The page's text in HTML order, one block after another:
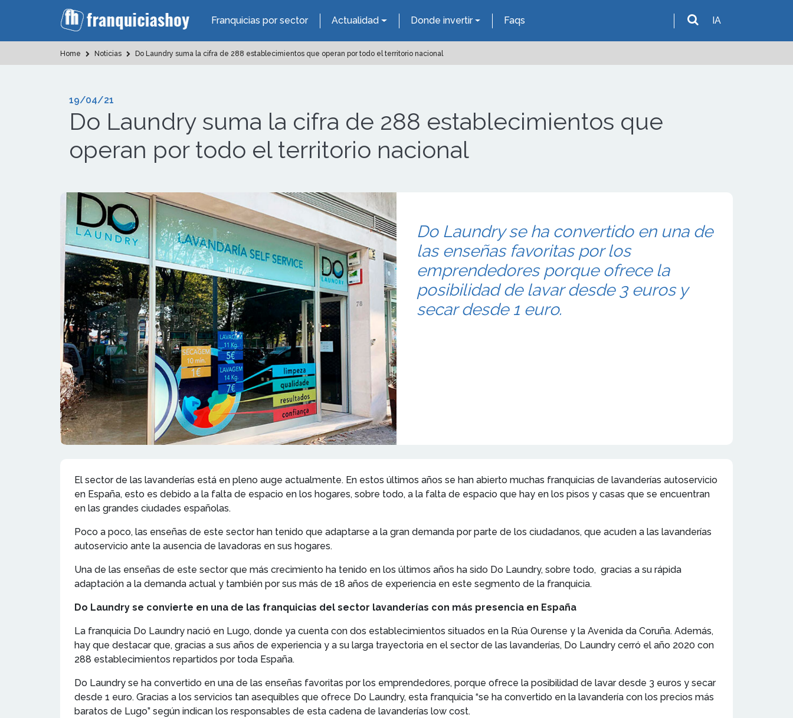
Franquicias por sector Actualidad Donde invertir Faqs IA
Home Noticias Do Laundry suma la cifra de 288 establecimientos que operan por todo el territorio nacional
19/04/21
Do Laundry suma la cifra de 288 establecimientos que
operan por todo el territorio nacional
Do Laundry se ha convertido en una de
las enseñas favoritas por los
emprendedores porque ofrece la
posibilidad de lavar desde 3 euros y
secar desde 1 euro.
El sector de las lavanderías está en pleno auge actualmente. En estos últimos años se han abierto muchas franquicias de lavanderías autoservicio
en España, esto es debido a la falta de espacio en los hogares, sobre todo, a la falta de espacio que hay en los pisos y casas que se encuentran
en las grandes ciudades españolas.
Poco a poco, las enseñas de este sector han tenido que adaptarse a la gran demanda por parte de los ciudadanos, que acuden a las lavanderías
autoservicio ante la ausencia de lavadoras en sus hogares.
Una de las enseñas de este sector que más crecimiento ha tenido en los últimos años ha sido Do Laundry, sobre todo, gracias a su rápida
adaptación a la demanda actual y también por sus más de 18 años de experiencia en este segmento de la franquicia.
Do Laundry se convierte en una de las franquicias del sector lavanderías con más presencia en España
La franquicia Do Laundry nació en Lugo, donde ya cuenta con dos establecimientos situados en la Rúa Ourense y la Avenida da Coruña. Además,
hay que destacar que, gracias a sus años de experiencia y a su larga trayectoria en el sector de las lavanderías, Do Laundry cerró el año 2020 con
288 establecimientos repartidos por toda España.
Do Laundry se ha convertido en una de las enseñas favoritas por los emprendedores, porque ofrece la posibilidad de lavar desde 3 euros y secar
desde 1 euro. Gracias a los servicios tan asequibles que ofrece Do Laundry, esta franquicia “se ha convertido en la lavandería con los precios más
baratos de Lugo” según indican los responsables de esta cadena de lavanderías low cost.